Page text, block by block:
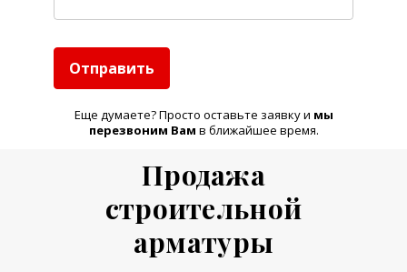
Отправить
Еще думаете? Просто оставьте заявку и мы
перезвоним Вам в ближайшее время.
Продажа
строительной
арматуры